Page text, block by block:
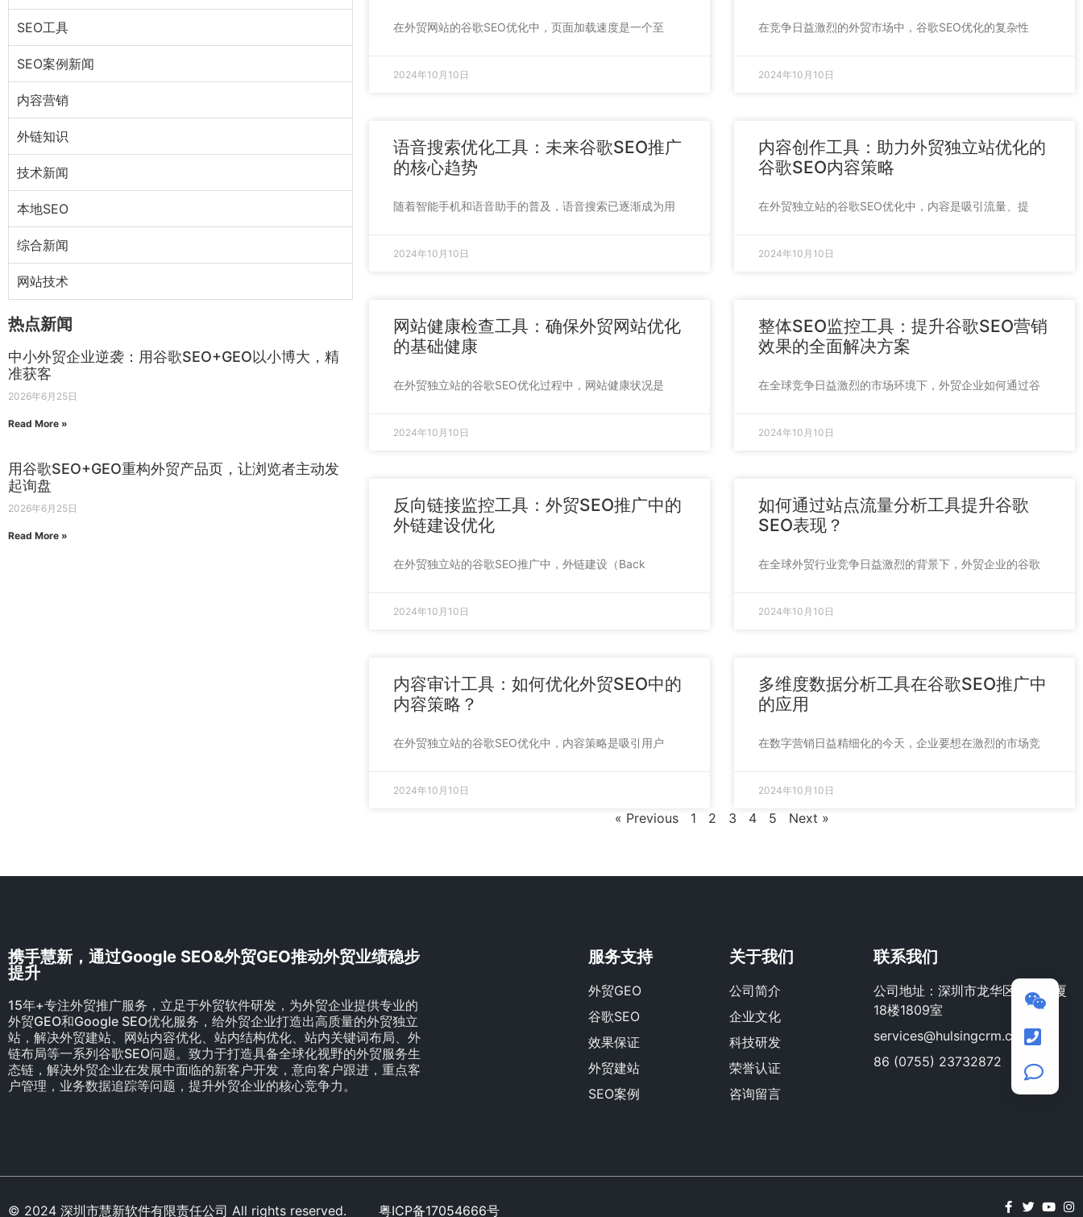
SEO工具
SEO案例新闻
内容营销
外链知识
技术新闻
本地SEO
综合新闻
网站技术
热点新闻
中小外贸企业逆袭：用谷歌SEO+GEO以小博大，精
准获客
2026年6月25日
Read More »
用谷歌SEO+GEO重构外贸产品页，让浏览者主动发
起询盘
2026年6月25日
Read More »
在外贸网站的谷歌SEO优化中，页面加载速度是一个至
2024年10月10日
在竞争日益激烈的外贸市场中，谷歌SEO优化的复杂性
2024年10月10日
语音搜索优化工具：未来谷歌SEO推广
的核心趋势
随着智能手机和语音助手的普及，语音搜索已逐渐成为用
2024年10月10日
内容创作工具：助力外贸独立站优化的
谷歌SEO内容策略
在外贸独立站的谷歌SEO优化中，内容是吸引流量、提
2024年10月10日
网站健康检查工具：确保外贸网站优化
的基础健康
在外贸独立站的谷歌SEO优化过程中，网站健康状况是
2024年10月10日
整体SEO监控工具：提升谷歌SEO营销
效果的全面解决方案
在全球竞争日益激烈的市场环境下，外贸企业如何通过谷
2024年10月10日
反向链接监控工具：外贸SEO推广中的
外链建设优化
在外贸独立站的谷歌SEO推广中，外链建设（Back
2024年10月10日
如何通过站点流量分析工具提升谷歌
SEO表现？
在全球外贸行业竞争日益激烈的背景下，外贸企业的谷歌
2024年10月10日
内容审计工具：如何优化外贸SEO中的
内容策略？
在外贸独立站的谷歌SEO优化中，内容策略是吸引用户
2024年10月10日
多维度数据分析工具在谷歌SEO推广中
的应用
在数字营销日益精细化的今天，企业要想在激烈的市场竞
2024年10月10日
« Previous 1 2 3 4 5 Next »
携手慧新，通过Google SEO&外贸GEO推动外贸业绩稳步
提升
15年+专注外贸推广服务，立足于外贸软件研发，为外贸企业提供专业的
外贸GEO和Google SEO优化服务，给外贸企业打造出高质量的外贸独立
站，解决外贸建站、网站内容优化、站内结构优化、站内关键词布局、外
链布局等一系列谷歌SEO问题。致力于打造具备全球化视野的外贸服务生
态链，解决外贸企业在发展中面临的新客户开发，意向客户跟进，重点客
户管理，业务数据追踪等问题，提升外贸企业的核心竞争力。
服务支持
外贸GEO
谷歌SEO
效果保证
外贸建站
SEO案例
关于我们
公司简介
企业文化
科技研发
荣誉认证
咨询留言
联系我们
公司地址：深圳市龙华区荣群大厦
18楼1809室
services@hulsingcrm.com
86 (0755) 23732872
© 2024 深圳市慧新软件有限责任公司 All rights reserved. 粤ICP备17054666号